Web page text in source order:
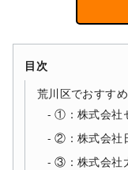
目次
荒川区でおすす
①：株式会社
②：株式会社
③：株式会社